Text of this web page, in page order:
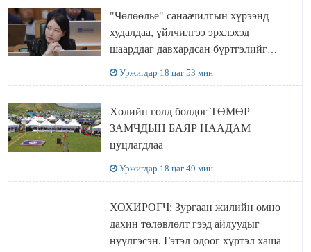
"Чөлөөлье" санаачилгын хүрээнд
худалдаа, үйлчилгээ эрхлэхэд
шаарддаг давхардсан бүртгэлийг
Уржигдар 18 цаг 53 мин
Хөлийн голд болдог ТӨМӨР
ЗАМЧДЫН БАЯР НААДАМ
цуцлагдлаа
Уржигдар 18 цаг 49 мин
ХОХИРОГЧ: Зургаан жилийн өмнө
дахин төлөвлөлт гээд айлуудыг
нүүлгэсэн. Гэтэл одоог хүртэл хашаа